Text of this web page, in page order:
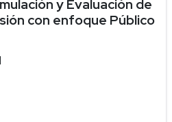
y Evaluación de
con enfoque Público